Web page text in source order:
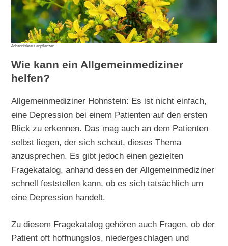
Johanniskraut anpflanzen
Wie kann ein Allgemeinmediziner
helfen?
Allgemeinmediziner Hohnstein: Es ist nicht einfach,
eine Depression bei einem Patienten auf den ersten
Blick zu erkennen. Das mag auch an dem Patienten
selbst liegen, der sich scheut, dieses Thema
anzusprechen. Es gibt jedoch einen gezielten
Fragekatalog, anhand dessen der Allgemeinmediziner
schnell feststellen kann, ob es sich tatsächlich um
eine Depression handelt.
Zu diesem Fragekatalog gehören auch Fragen, ob der
Patient oft hoffnungslos, niedergeschlagen und